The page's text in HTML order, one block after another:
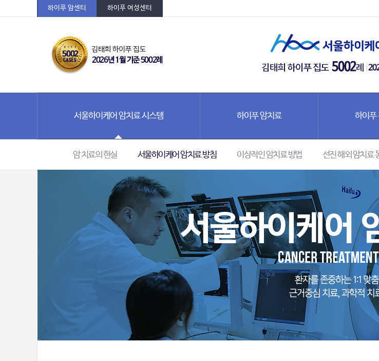
하이푸 암센터 하이푸 여성센터
서울하이케어 암치료 시스템
암 치료의 현실 서울하이케어 암치료 방침 이상적인 암치료 방법 선진 해외 암치료
하이푸 암치료 하이푸